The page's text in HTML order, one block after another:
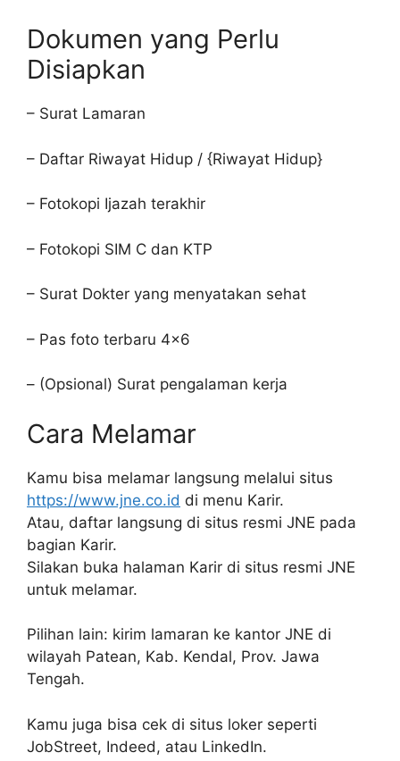
Dokumen yang Perlu
Disiapkan
– Surat Lamaran
– Daftar Riwayat Hidup / {Riwayat Hidup}
– Fotokopi Ijazah terakhir
– Fotokopi SIM C dan KTP
– Surat Dokter yang menyatakan sehat
– Pas foto terbaru 4×6
– (Opsional) Surat pengalaman kerja
Cara Melamar
Kamu bisa melamar langsung melalui situs
https://www.jne.co.id di menu Karir.
Atau, daftar langsung di situs resmi JNE pada
bagian Karir.
Silakan buka halaman Karir di situs resmi JNE
untuk melamar.
Pilihan lain: kirim lamaran ke kantor JNE di
wilayah Patean, Kab. Kendal, Prov. Jawa
Tengah.
Kamu juga bisa cek di situs loker seperti
JobStreet, Indeed, atau LinkedIn.